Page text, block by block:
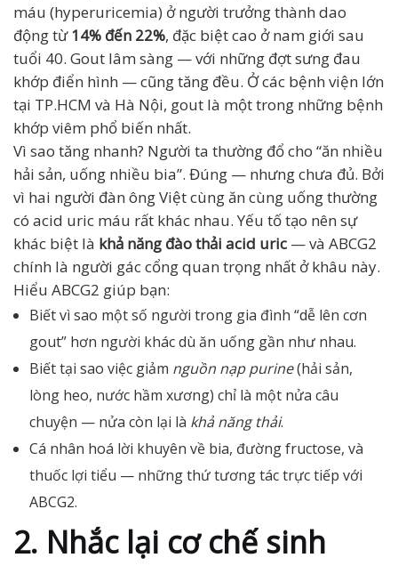
máu (hyperuricemia) ở người trưởng thành dao
động từ14% đến 22%, đặc biệt cao ở nam giới sau
tuổi 40. Gout lâm sàng — với những đợt sưng đau
khớp điển hình — cũng tăng đều. Ở các bệnh viện lớn
tại TP.HCM và Hà Nội, gout là một trong những bệnh
khớp viêm phổ biến nhất.
Vì sao tăng nhanh? Người ta thường đổ cho “ăn nhiều
hải sản, uống nhiều bia”. Đúng — nhưng chưa đủ. Bởi
vì hai người đàn ông Việt cùng ăn cùng uống thường
có acid uric máu rất khác nhau. Yếu tố tạo nên sự
khác biệt là khả năng đào thải acid uric — và ABCG2
chính là người gác cổng quan trọng nhất ở khâu này.
Hiểu ABCG2 giúp bạn:
Biết vì sao một số người trong gia đình “dễ lên cơn
gout” hơn người khác dù ăn uống gần như nhau.
Biết tại sao việc giảm nguồn nạp purine(hải sản,
lòng heo, nước hầm xương) chỉ là một nửa câu
chuyện — nửa còn lại là khả năng thải.
Cá nhân hoá lời khuyên về bia, đường fructose, và
thuốc lợi tiểu — những thứ tương tác trực tiếp với
ABCG2.
2. Nhắc lại cơ chế sinh